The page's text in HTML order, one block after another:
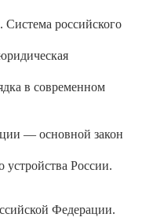
Система российского
в современном
— основной закон
устройства России.
Федерации.